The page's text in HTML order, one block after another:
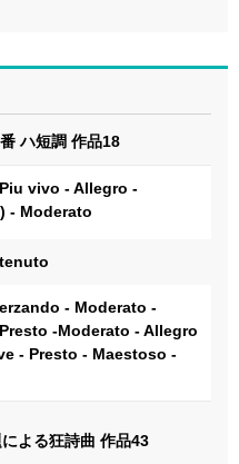
ハ短調 作品18
vivo - Allegro -
- Moderato
- Moderato -
-Moderato - Allegro
- Presto - Maestoso -
よる狂詩曲 作品43